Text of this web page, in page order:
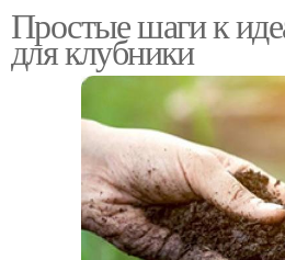
Простые шаги к
для клубники